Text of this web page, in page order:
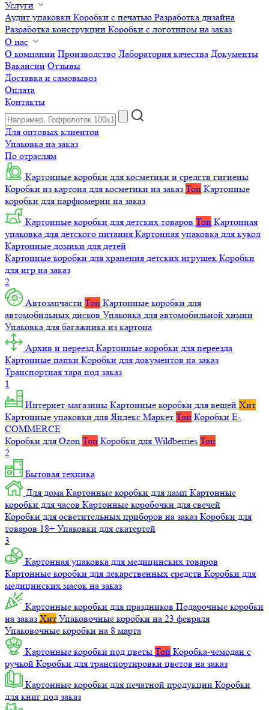
Услуги
Аудит упаковки Коробки с печатью Разработка дизайна
Разработка конструкции Коробки с логотипом на заказ
О нас
О компании Производство Лаборатория качества Документы
Вакансии Отзывы
Доставка и самовывоз
Оплата
Контакты
Для оптовых клиентов
Упаковка на заказ
По отраслям
Картонные коробки для косметики и средств гигиены
Коробки из картона для косметики на заказ Топ Картонные
коробки для парфюмерии на заказ
Картонные коробки для детских товаров Топ Картонная
упаковка для детского питания Картонная упаковка для кукол
Картонные домики для детей
Картонные коробки для хранения детских игрушек Коробки
для игр на заказ
2
Автозапчасти Топ Картонные коробки для
автомобильных дисков Упаковка для автомобильной химии
Упаковка для багажника из картона
Архив и переезд Картонные коробки для переезда
Картонные папки Коробки для документов на заказ
Транспортная тара под заказ
1
Интернет-магазины Картонные коробки для вещей Хит
Картонные упаковки для Яндекс Маркет Топ Коробки E-
COMMERCE
Коробки для Ozon Топ Коробки для Wildberries Топ
2
Бытовая техника
Для дома Картонные коробки для ламп Картонные
коробки для часов Картонные коробочки для свечей
Коробки для осветительных приборов на заказ Коробки для
товаров 18+ Упаковки для скатертей
3
Картонная упаковка для медицинских товаров
Картонные коробки для лекарственных средств Коробки для
медицинских масок на заказ
Картонные коробки для праздников Подарочные коробки
на заказ Хит Упаковочные коробки на 23 февраля
Упаковочные коробки на 8 марта
Картонные коробки под цветы Топ Коробка-чемодан с
ручкой Коробки для транспортировки цветов на заказ
Картонные коробки для печатной продукции Коробки
для книг под заказ